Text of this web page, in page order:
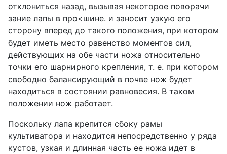
отклониться назад, вызывая некоторое поворачи
зание лапы в про<шине. и заносит узкую его
сторону вперед до такого положения, при котором
будет иметь место равенство моментов сил,
действующих на обе части ножа относительно
точки его шарнирного крепления, т. е. при котором
свободно балансирующий в почве нож будет
находиться в состоянии равновесия. В таком
положении нож работает.
Поскольку лапа крепится сбоку рамы
культиватора и находится непосредственно у ряда
кустов, узкая и длинная часть ее ножа идет в